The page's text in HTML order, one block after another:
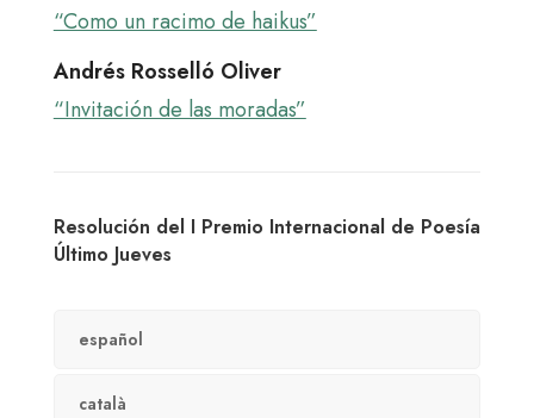
“Como un racimo de haikus”
Andrés Rosselló Oliver
“Invitación de las moradas”
Resolución del I Premio Internacional de Poesía
Último Jueves
español
català